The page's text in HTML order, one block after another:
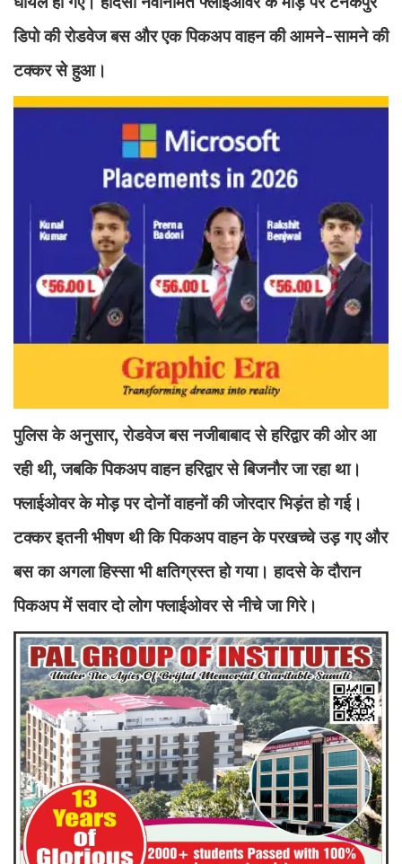
डिपो की रोडवेज बस और एक पिकअप वाहन की आमने-सामने की
टक्कर से हुआ।
पुलिस के अनुसार, रोडवेज बस नजीबाबाद से हरिद्वार की ओर आ
रही थी, जबकि पिकअप वाहन हरिद्वार से बिजनौर जा रहा था।
फ्लाईओवर के मोड़ पर दोनों वाहनों की जोरदार भिड़ंत हो गई।
टक्कर इतनी भीषण थी कि पिकअप वाहन के परखच्चे उड़ गए और
बस का अगला हिस्सा भी क्षतिग्रस्त हो गया। हादसे के दौरान
पिकअप में सवार दो लोग फ्लाईओवर से नीचे जा गिरे।